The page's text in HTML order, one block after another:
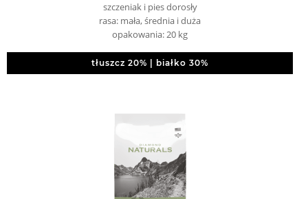
szczeniak i pies dorosły
rasa: mała, średnia i duża
opakowania: 20 kg
tłuszcz 20% | białko 30%